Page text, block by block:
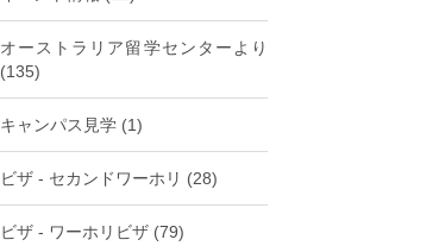
オーストラリア留学センターより
(135)
キャンパス見学 (1)
ビザ - セカンドワーホリ (28)
ビザ - ワーホリビザ (79)